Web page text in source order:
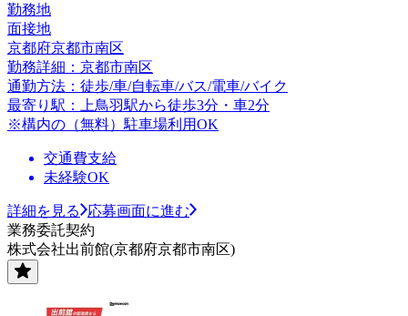
勤務地
面接地
京都府京都市南区
勤務詳細：京都市南区
通勤方法：徒歩/車/自転車/バス/電車/バイク
最寄り駅：上鳥羽駅から徒歩3分・車2分
※構内の（無料）駐車場利用OK
交通費支給
未経験OK
詳細を見る
応募画面に進む
業務委託契約
株式会社出前館(京都府京都市南区)